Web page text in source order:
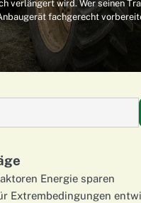
verlängert wird. Wer seinen
fachgerecht
Energie sparen
Extrembedingungen